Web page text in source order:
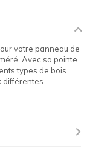
votre panneau de
Avec sa pointe
types de bois.
différentes